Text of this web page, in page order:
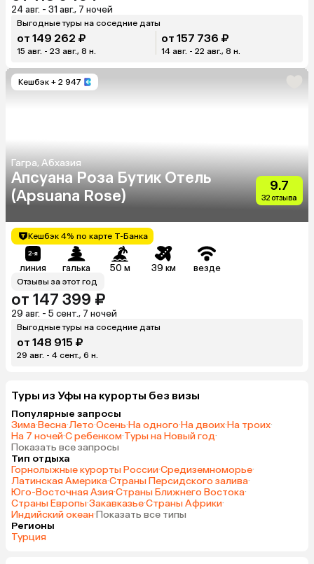
24 авг. - 31 авг., 7 ночей
Выгодные туры на соседние даты
от 149 262 ₽
15 авг. - 23 авг., 8 н.
от 157 736 ₽
14 авг. - 22 авг., 8 н.
Кешбэк + 2 947
Гагра, Абхазия
Апсуана Роза Бутик Отель
(Apsuana Rose)
9.7
32 отзыва
Кешбэк 4% по карте Т-Банка
линия галька 50 м 39 км везде
Отзывы за этот год
от 147 399 ₽
29 авг. - 5 сент., 7 ночей
Выгодные туры на соседние даты
от 148 915 ₽
29 авг. - 4 сент., 6 н.
Туры из Уфы на курорты без визы
Популярные запросы
Зима·Весна·Лето·Осень·На одного·На двоих·На троих·
На 7 ночей·С ребенком·Туры на Новый год·
Показать все запросы
Тип отдыха
Горнолыжные курорты России·Средиземноморье·
Латинская Америка·Страны Персидского залива·
Юго-Восточная Азия·Страны Ближнего Востока·
Страны Европы·Закавказье·Страны Африки·
Индийский океан·Показать все типы
Регионы
Турция